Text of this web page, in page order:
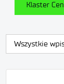
Klaster
Wszystkie